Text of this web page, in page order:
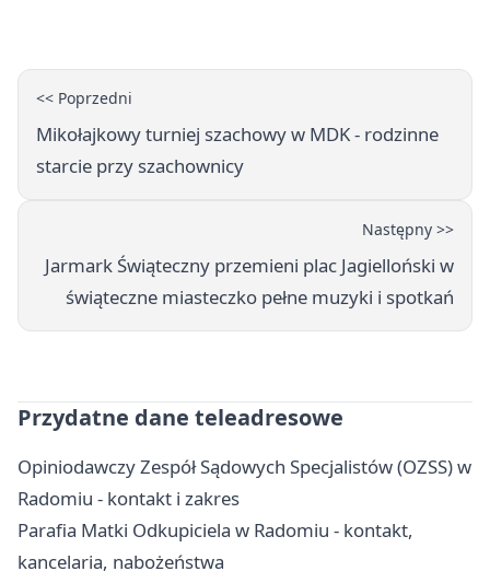
<< Poprzedni
Mikołajkowy turniej szachowy w MDK - rodzinne
starcie przy szachownicy
Następny >>
Jarmark Świąteczny przemieni plac Jagielloński w
świąteczne miasteczko pełne muzyki i spotkań
Przydatne dane teleadresowe
Opiniodawczy Zespół Sądowych Specjalistów (OZSS) w
Radomiu - kontakt i zakres
Parafia Matki Odkupiciela w Radomiu - kontakt,
kancelaria, nabożeństwa